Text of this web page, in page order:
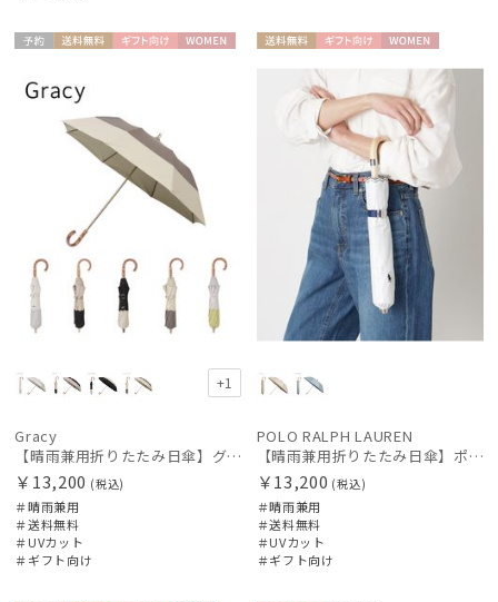
料
+1
Gracy
【晴雨兼用折りたたみ日傘】グレイシー (Gracy) Tender bicolor 一級遮光99.99% 遮熱 UV99％ 簡単開閉
￥13,200 (税込)
＃晴雨兼用
＃送料無料
＃UVカット
＃ギフト向け
向け
POLO RALPH LAUREN
【晴雨兼用折りたたみ日傘】ポロ ラルフ ローレン (POLO RALPH LAUREN) ストライプスカラ刺繍 遮熱 UV 晴雨兼用
￥13,200 (税込)
＃晴雨兼用
＃送料無料
＃UVカット
＃ギフト向け